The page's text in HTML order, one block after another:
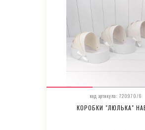
код артикула: 720970/6
КОРОБКИ "ЛЮЛЬКА"